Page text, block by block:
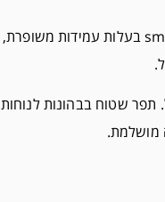
גרבי הטיולים הטובות ביותר של smartwool בעלות עמידות משופרת,
תפר שטוח בבהונות לנוחות
מושלמת.